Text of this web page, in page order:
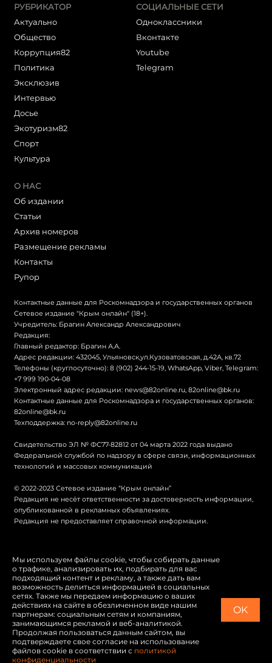
РУБРИКАТОР
Актуально
Общество
Коррупция82
Политика
Эксклюзив
Интервью
Досье
Экотуризм82
Cпорт
Культура
СОЦИАЛЬНЫЕ СЕТИ
Одноклассники
Вконтакте
Youtube
Telegram
О НАС
Об издании
Статьи
Архив номеров
Размещение рекламы
Контакты
Рупор
Контактные данные для Роскомнадзора и государственных органов
Сетевое издание "Крым онлайн" (18+).
Учредитель: Брагин Александр Александрович
Редакция:
Главный редактор: Брагин А.А.
Адрес редакции: 432045, Ульяновск,ул.Кузоватовская, д.42А, кв.72
Телефоны (круглосуточно): 8 (902) 244-15-19, WhatsApp, Viber, Telegram:
+7 999 190-04-08
Электронный адрес редакции: news@82online.ru, 82online@bk.ru
Контактные данные для Роскомнадзора и государственных органов:
82online@bk.ru
Техподдержка: no-reply@82online.ru
Свидетельство ЭЛ № ФС77-82812 от 04 марта 2022 года выдано
Федеральной службой по надзору в сфере связи, информационных
технологий и массовых коммуникаций
© 2022-2023 Сетевое издание “Крым онлайн”
Редакция не несёт ответственности за достоверность информации,
опубликованной в рекламных объявлениях.
Редакция не предоставляет справочной информации.
© Крым онлайн
Политика конфиденциальности
Карта сайта
Switch to English
Мы используем файлы cookie, чтобы собирать данные
о трафике, анализировать их, подбирать для вас
подходящий контент и рекламу, а также дать вам
возможность делиться информацией в социальных
сетях. Также мы передаем информацию о ваших
действиях на сайте в обезличенном виде нашим
партнерам: социальным сетям и компаниям,
занимающимся рекламой и веб-аналитикой.
Продолжая пользоваться данным сайтом, вы
подтверждаете свое согласие на использование
файлов cookie в соответствии с политикой
конфиденциальности
OK